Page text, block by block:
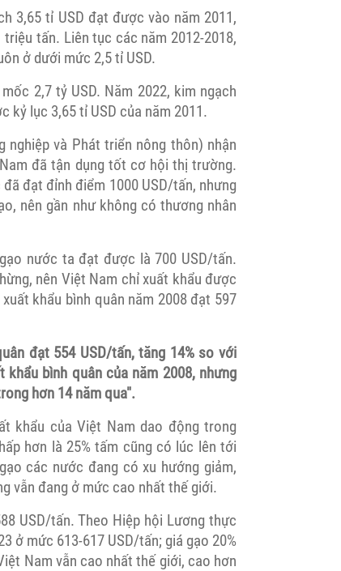
3,65 tỉ USD đạt được vào năm 2011,
tấn. Liên tục các năm 2012-2018,
ở dưới mức 2,5 tỉ USD.
2,7 tỷ USD. Năm 2022, kim ngạch
kỷ lục 3,65 tỉ USD của năm 2011.
nghiệp và Phát triển nông thôn) nhận
đã tận dụng tốt cơ hội thị trường.
đạt đỉnh điểm 1000 USD/tấn, nhưng
nên gần như không có thương nhân
nước ta đạt được là 700 USD/tấn.
nên Việt Nam chỉ xuất khẩu được
khẩu bình quân năm 2008 đạt 597
đạt 554 USD/tấn, tăng 14% so với
bình quân của năm 2008, nhưng
hơn 14 năm qua".
khẩu của Việt Nam dao động trong
hơn là 25% tấm cũng có lúc lên tới
các nước đang có xu hướng giảm,
vẫn đang ở mức cao nhất thế giới.
USD/tấn. Theo Hiệp hội Lương thực
ở mức 613-617 USD/tấn; giá gạo 20%
Nam vẫn cao nhất thế giới, cao hơn